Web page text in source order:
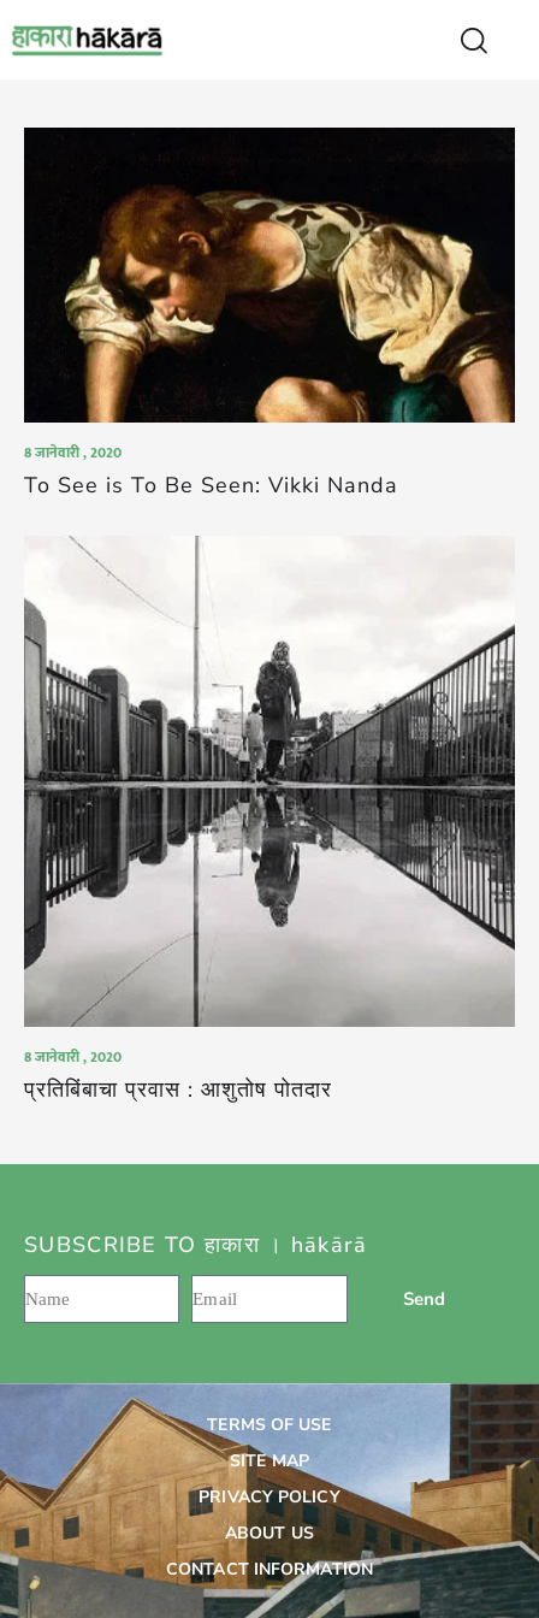
8 जानेवारी , 2020
To See is To Be Seen: Vikki Nanda
8 जानेवारी , 2020
प्रतिबिंबाचा प्रवास : आशुतोष पोतदार
SUBSCRIBE TO हाकारा । hākārā
Send
TERMS OF USE
SITE MAP
PRIVACY POLICY
ABOUT US
CONTACT INFORMATION